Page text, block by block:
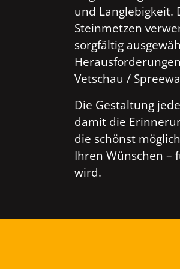
und Langlebigkeit.
Steinmetzen
sorgfältig
Vetschau /
Die Gestaltung
damit die
die schönst
Ihren Wünschen –
wird.